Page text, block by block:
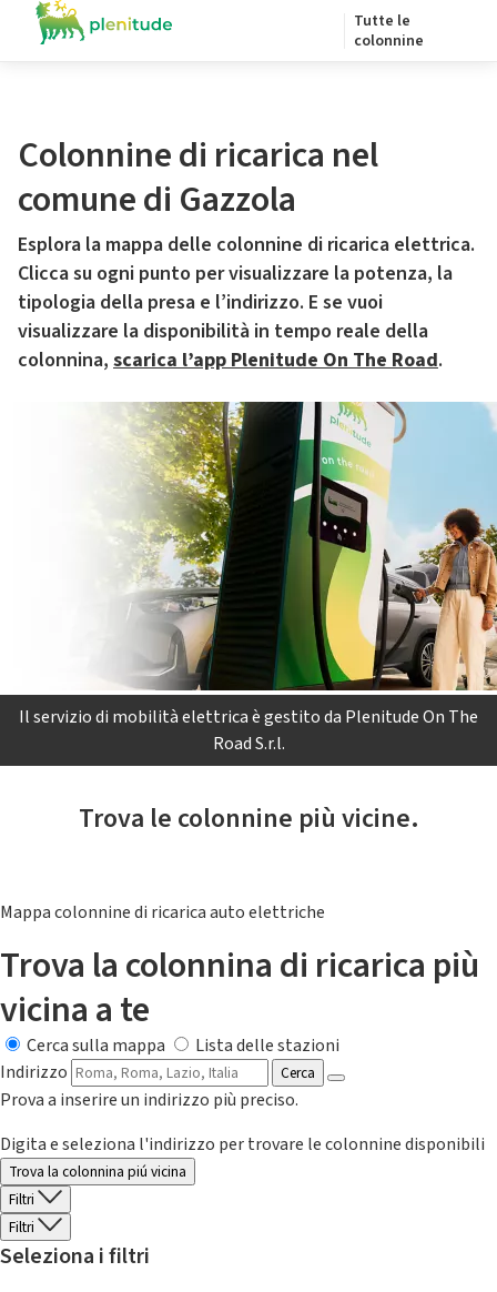
Tutte le
colonnine
Colonnine di ricarica nel
comune di Gazzola
Esplora la mappa delle colonnine di ricarica elettrica.
Clicca su ogni punto per visualizzare la potenza, la
tipologia della presa e l’indirizzo. E se vuoi
visualizzare la disponibilità in tempo reale della
colonnina, scarica l’app Plenitude On The Road.
Il servizio di mobilità elettrica è gestito da Plenitude On The
Road S.r.l.
Trova le colonnine più vicine.
Mappa colonnine di ricarica auto elettriche
Trova la colonnina di ricarica più
vicina a te
Cerca sulla mappa
Lista delle stazioni
Indirizzo
Cerca
Prova a inserire un indirizzo più preciso.
Digita e seleziona l'indirizzo per trovare le colonnine disponibili
Trova la colonnina piú vicina
Filtri
Filtri
Seleziona i filtri